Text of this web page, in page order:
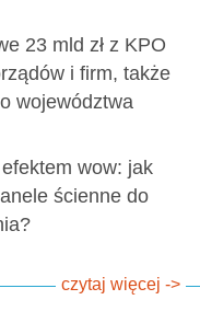
23 mld zł z KPO
i firm, także
województwa
wow: jak
ścienne do
czytaj więcej ->